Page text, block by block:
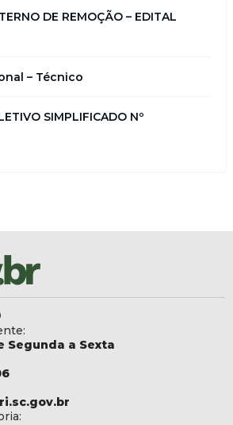
DE REMOÇÃO – EDITAL
– Técnico
SIMPLIFICADO Nº
Segunda a Sexta